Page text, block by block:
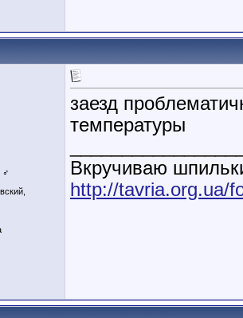
♂
заезд
температуры
Вкручиваю
http://tavria.org.ua/